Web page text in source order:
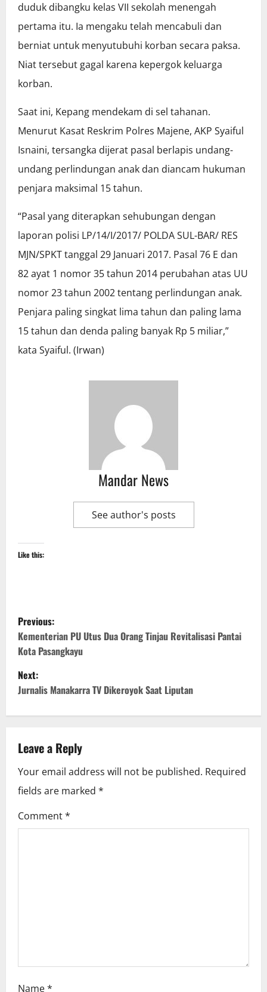
duduk dibangku kelas VII sekolah menengah
pertama itu. Ia mengaku telah mencabuli dan
berniat untuk menyutubuhi korban secara paksa.
Niat tersebut gagal karena kepergok keluarga
korban.
Saat ini, Kepang mendekam di sel tahanan.
Menurut Kasat Reskrim Polres Majene, AKP Syaiful
Isnaini, tersangka dijerat pasal berlapis undang-
undang perlindungan anak dan diancam hukuman
penjara maksimal 15 tahun.
“Pasal yang diterapkan sehubungan dengan
laporan polisi LP/14/I/2017/ POLDA SUL-BAR/ RES
MJN/SPKT tanggal 29 Januari 2017. Pasal 76 E dan
82 ayat 1 nomor 35 tahun 2014 perubahan atas UU
nomor 23 tahun 2002 tentang perlindungan anak.
Penjara paling singkat lima tahun dan paling lama
15 tahun dan denda paling banyak Rp 5 miliar,”
kata Syaiful. (Irwan)
Mandar News
See author's posts
Like this:
P
o
s
t
n
a
v
i
g
Previous:
Kementerian PU Utus Dua Orang Tinjau Revitalisasi Pantai
Kota Pasangkayu
Next:
Jurnalis Manakarra TV Dikeroyok Saat Liputan
Leave a Reply
Your email address will not be published. Required
fields are marked *
Comment*
Name*